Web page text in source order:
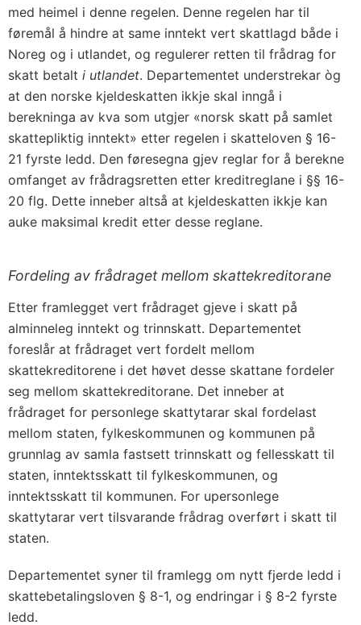
med heimel i denne regelen. Denne regelen har til
føremål å hindre at same inntekt vert skattlagd både i
Noreg og i utlandet, og regulerer retten til frådrag for
skatt betalt i utlandet. Departementet understrekar òg
at den norske kjeldeskatten ikkje skal inngå i
berekninga av kva som utgjer «norsk skatt på samlet
skattepliktig inntekt» etter regelen i skatteloven § 16-
21 fyrste ledd. Den føresegna gjev reglar for å berekne
omfanget av frådragsretten etter kreditreglane i §§ 16-
20 flg. Dette inneber altså at kjeldeskatten ikkje kan
auke maksimal kredit etter desse reglane.
Fordeling av frådraget mellom skattekreditorane
Etter framlegget vert frådraget gjeve i skatt på
alminneleg inntekt og trinnskatt. Departementet
foreslår at frådraget vert fordelt mellom
skattekreditorene i det høvet desse skattane fordeler
seg mellom skattekreditorane. Det inneber at
frådraget for personlege skattytarar skal fordelast
mellom staten, fylkeskommunen og kommunen på
grunnlag av samla fastsett trinnskatt og fellesskatt til
staten, inntektsskatt til fylkeskommunen, og
inntektsskatt til kommunen. For upersonlege
skattytarar vert tilsvarande frådrag overført i skatt til
staten.
Departementet syner til framlegg om nytt fjerde ledd i
skattebetalingsloven § 8-1, og endringar i § 8-2 fyrste
ledd.